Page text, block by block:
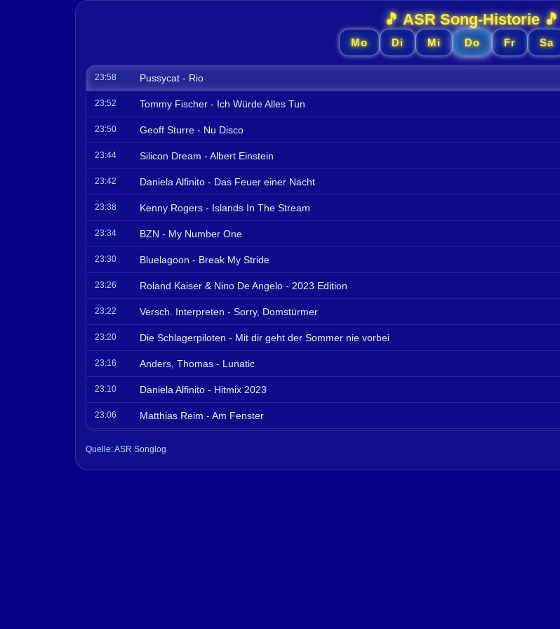
🎵 ASR Song-Historie 🎵
Mo Di Mi Do Fr Sa
23:58 Pussycat - Rio
23:52 Tommy Fischer - Ich Würde Alles Tun
23:50 Geoff Sturre - Nu Disco
23:44 Silicon Dream - Albert Einstein
23:42 Daniela Alfinito - Das Feuer einer Nacht
23:38 Kenny Rogers - Islands In The Stream
23:34 BZN - My Number One
23:30 Bluelagoon - Break My Stride
23:26 Roland Kaiser & Nino De Angelo - 2023 Edition
23:22 Versch. Interpreten - Sorry, Domstürmer
23:20 Die Schlagerpiloten - Mit dir geht der Sommer nie vorbei
23:16 Anders, Thomas - Lunatic
23:10 Daniela Alfinito - Hitmix 2023
23:06 Matthias Reim - Am Fenster
Spiderman - Peter Griffin 1979
Quelle: ASR Songlog